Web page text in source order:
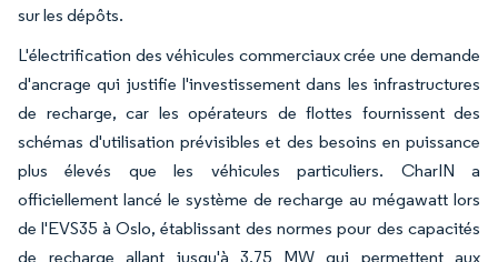
sur les dépôts.
L'électrification des véhicules commerciaux crée une demande
d'ancrage qui justifie l'investissement dans les infrastructures
de recharge, car les opérateurs de flottes fournissent des
schémas d'utilisation prévisibles et des besoins en puissance
plus élevés que les véhicules particuliers. CharIN a
officiellement lancé le système de recharge au mégawatt lors
de l'EVS35 à Oslo, établissant des normes pour des capacités
de recharge allant jusqu'à 3,75 MW qui permettent aux